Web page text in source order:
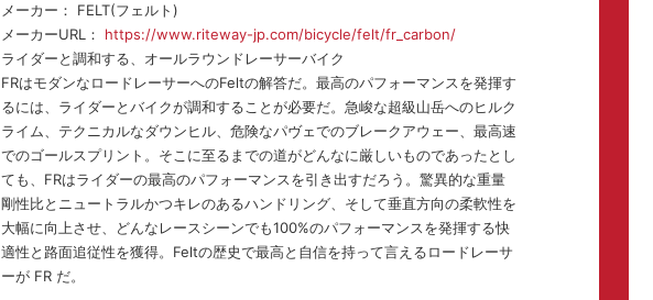
メーカー：
FELT(フェルト)
メーカーURL：
https://www.riteway-jp.com/bicycle/felt/fr_carbon/
ライダーと調和する、オールラウンドレーサーバイク
FRはモダンなロードレーサーへのFeltの解答だ。最高のパフォーマンスを発揮す
るには、ライダーとバイクが調和することが必要だ。急峻な超級山岳へのヒルク
ライム、テクニカルなダウンヒル、危険なパヴェでのブレークアウェー、最高速
でのゴールスプリント。そこに至るまでの道がどんなに厳しいものであったとし
ても、FRはライダーの最高のパフォーマンスを引き出すだろう。驚異的な重量
剛性比とニュートラルかつキレのあるハンドリング、そして垂直方向の柔軟性を
大幅に向上させ、どんなレースシーンでも100%のパフォーマンスを発揮する快
適性と路面追従性を獲得。Feltの歴史で最高と自信を持って言えるロードレーサ
ーが FR だ。